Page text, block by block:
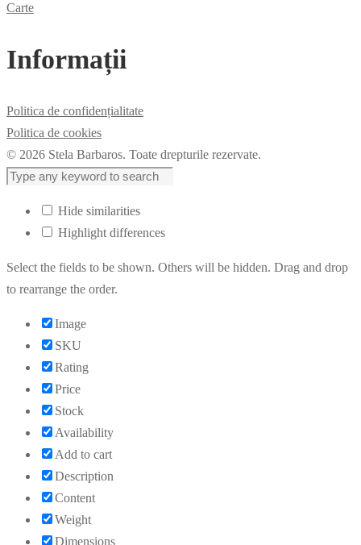
Carte
Informații
Politica de confidențialitate
Politica de cookies
© 2026 Stela Barbaros. Toate drepturile rezervate.
Hide similarities
Highlight differences
Select the fields to be shown. Others will be hidden. Drag and drop
to rearrange the order.
Image
SKU
Rating
Price
Stock
Availability
Add to cart
Description
Content
Weight
Dimensions